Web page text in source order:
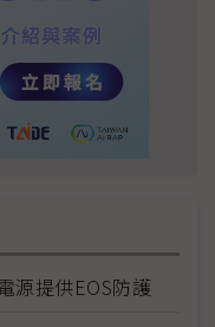
源提供EOS防護